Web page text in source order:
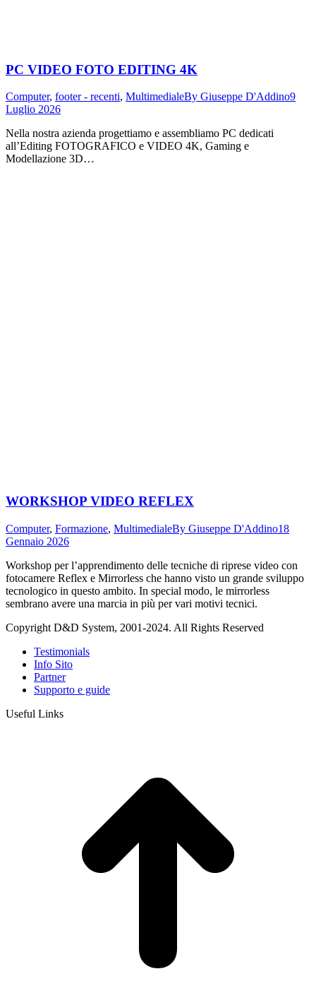
PC VIDEO FOTO EDITING 4K
Computer, footer - recenti, MultimedialeBy Giuseppe D'Addino9
Luglio 2026
Nella nostra azienda progettiamo e assembliamo PC dedicati
all’Editing FOTOGRAFICO e VIDEO 4K, Gaming e
Modellazione 3D…
WORKSHOP VIDEO REFLEX
Computer, Formazione, MultimedialeBy Giuseppe D'Addino18
Gennaio 2026
Workshop per l’apprendimento delle tecniche di riprese video con
fotocamere Reflex e Mirrorless che hanno visto un grande sviluppo
tecnologico in questo ambito. In special modo, le mirrorless
sembrano avere una marcia in più per vari motivi tecnici.
Copyright D&D System, 2001-2024. All Rights Reserved
Testimonials
Info Sito
Partner
Supporto e guide
Useful Links